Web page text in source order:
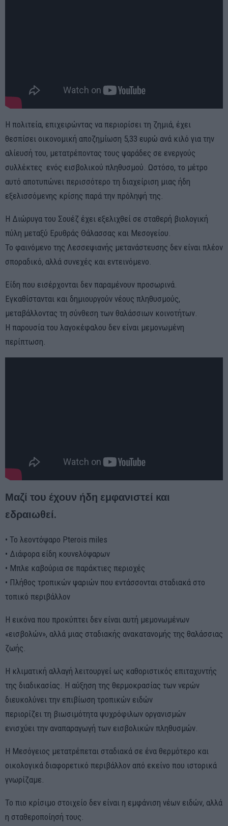
Η πολιτεία, επιχειρώντας να περιορίσει τη ζημιά, έχει
θεσπίσει οικονομική αποζημίωση 5,33 ευρώ ανά κιλό για την
αλίευσή του, μετατρέποντας τους ψαράδες σε ενεργούς
συλλέκτες ενός εισβολικού πληθυσμού. Ωστόσο, το μέτρο
αυτό αποτυπώνει περισσότερο τη διαχείριση μιας ήδη
εξελισσόμενης κρίσης παρά την πρόληψή της.
Η Διώρυγα του Σουέζ έχει εξελιχθεί σε σταθερή βιολογική
πύλη μεταξύ Ερυθράς Θάλασσας και Μεσογείου.
Το φαινόμενο της Λεσσεψιανής μετανάστευσης δεν είναι πλέον
σποραδικό, αλλά συνεχές και εντεινόμενο.
Είδη που εισέρχονται δεν παραμένουν προσωρινά.
Εγκαθίστανται και δημιουργούν νέους πληθυσμούς,
μεταβάλλοντας τη σύνθεση των θαλάσσιων κοινοτήτων.
Η παρουσία του λαγοκέφαλου δεν είναι μεμονωμένη
περίπτωση.
Μαζί του έχουν ήδη εμφανιστεί και
εδραιωθεί.
• Το λεοντόψαρο Pterois miles
• Διάφορα είδη κουνελόψαρων
• Μπλε καβούρια σε παράκτιες περιοχές
• Πλήθος τροπικών ψαριών που εντάσσονται σταδιακά στο
τοπικό περιβάλλον
Η εικόνα που προκύπτει δεν είναι αυτή μεμονωμένων
«εισβολών», αλλά μιας σταδιακής ανακατανομής της θαλάσσιας
ζωής.
Η κλιματική αλλαγή λειτουργεί ως καθοριστικός επιταχυντής
της διαδικασίας. Η αύξηση της θερμοκρασίας των νερών
διευκολύνει την επιβίωση τροπικών ειδών
περιορίζει τη βιωσιμότητα ψυχρόφιλων οργανισμών
ενισχύει την αναπαραγωγή των εισβολικών πληθυσμών.
Η Μεσόγειος μετατρέπεται σταδιακά σε ένα θερμότερο και
οικολογικά διαφορετικό περιβάλλον από εκείνο που ιστορικά
γνωρίζαμε.
Το πιο κρίσιμο στοιχείο δεν είναι η εμφάνιση νέων ειδών, αλλά
η σταθεροποίησή τους.